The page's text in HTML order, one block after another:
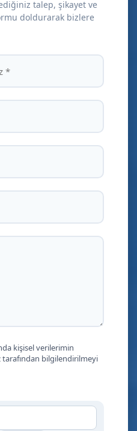
talep, şikayet ve
doldurarak bizlere
kişisel verilerimin
bilgilendirilmeyi